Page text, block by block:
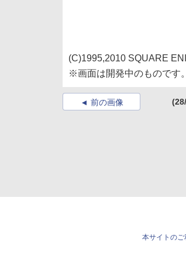
(C)1995,2010 SQUARE
※画面は開発中のものです。
前の画像
本サイトの